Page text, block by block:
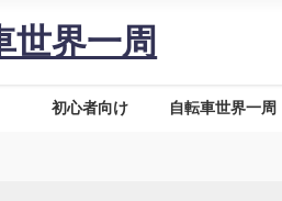
世界一周
初心者向け 自転車世界一周